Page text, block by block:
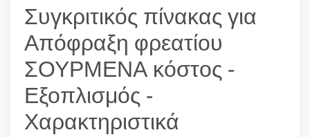
Συγκριτικός πίνακας για
Απόφραξη φρεατίου
ΣΟΥΡΜΕΝΑ κόστος -
Εξοπλισμός -
Χαρακτηριστικά